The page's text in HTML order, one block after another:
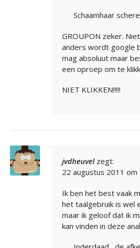
Schaamhaar
GROUPON zeker.
anders wordt google
mag absoluut maar
een oproep om te
NIET KLIKKEN!!!!!
jvdheuvel zegt:
22 augustus 2011 om
Ik ben het best vaak
het taalgebruik is wel
maar ik geloof dat ik
kan vinden in deze